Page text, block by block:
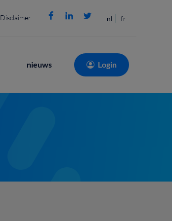
Disclaimer nl fr
Main
nieuws Login